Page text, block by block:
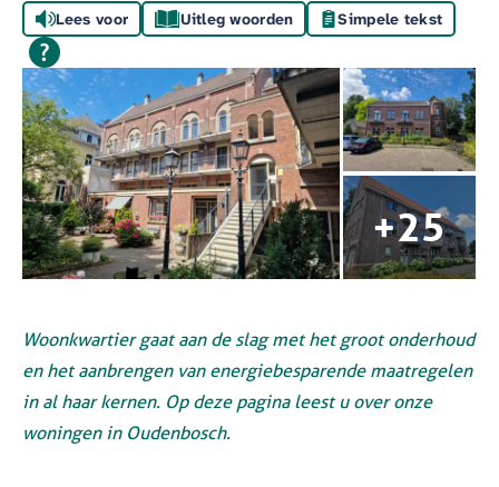
Lees voor Uitleg woorden Simpele tekst
Woonkwartier gaat aan de slag met het groot onderhoud
en het aanbrengen van energiebesparende maatregelen
in al haar kernen. Op deze pagina leest u over onze
woningen in Oudenbosch.